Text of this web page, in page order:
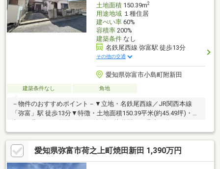
土地面積150.39m2
用途地域１種住居
建ぺい率60%
容積率200%
建築条件なし
名鉄尾西線 弥富駅 徒歩13分
その他の交通
愛知県弥富市小島町附新田
建築条件なし 角地
－物件のおすすめポイント－▼立地・名鉄尾西線／JR関西本線
「弥富」駅 徒歩13分▼特徴・土地面積150.39平米(約45.49坪)・北
北西側約9.5mの広さ・建築条件付宅地販売ではありません・お好
きなハウスメーカー・工務店で建築可能▼周辺環境・弥富市立桜
小学校 徒歩10分(約750m)・ファミリーマート尾張大橋東店 徒歩2
分(約160m)・JA愛知厚生連海南病院 徒歩11分(約850m)■ ご希望
愛知県弥富市荷之上町焼田新田 1,390万円